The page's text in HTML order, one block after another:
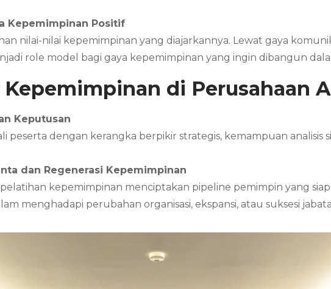
Kepemimpinan Positif
nilai-nilai kepemimpinan yang diajarkannya. Lewat gaya
role model bagi gaya kepemimpinan yang ingin dibangun
di Perusahaan
Keputusan
peserta dengan kerangka berpikir strategis, kemampuan analisis
dan Regenerasi Kepemimpinan
kepemimpinan menciptakan pipeline pemimpin yang
menghadapi perubahan organisasi, ekspansi, atau suksesi